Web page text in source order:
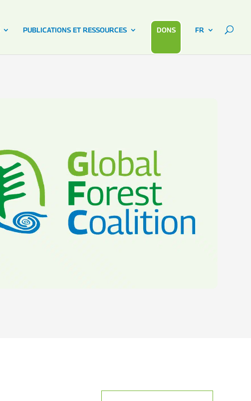
PUBLICATIONS ET RESSOURCES DONS FR